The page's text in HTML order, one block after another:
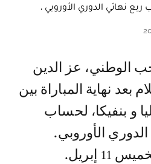
ربع نهائي الدوري الأوروبي .
بعد نهاية المباراة بين
و بنفيكا، لحساب
الأوروبي.
إبريل.